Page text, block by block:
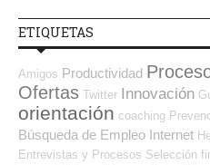
ETIQUETAS
Amigos Productividad
Ofertas Twitter Innovación
orientación coaching
Búsqueda de Empleo Internet
Entrevistas y Procesos Selección